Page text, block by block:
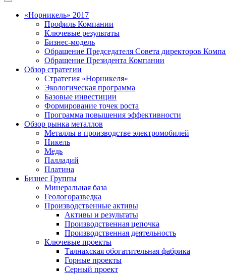
«Норникель» 2017
Профиль Компании
Ключевые результаты
Бизнес-модель
Обращение Председателя Совета директоров
Обращение Президента Компании
Обзор стратегии
Стратегия «Норникеля»
Экологическая программа
Базовые инвестиции
Формирование точек роста
Программа повышения эффективности
Обзор рынка металлов
Металлы в производстве электромобилей
Никель
Медь
Палладий
Платина
Бизнес Группы
Минеральная база
Геологоразведка
Производственные активы
Активы и результаты
Производственная цепочка
Производственная деятельность
Ключевые проекты
Талнахская обогатительная фабрика
Горные проекты
Серный проект